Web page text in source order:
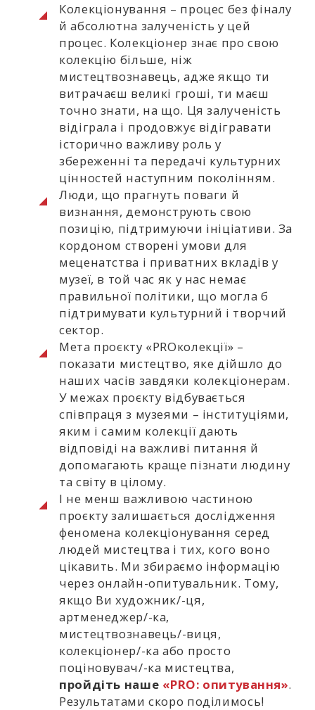
Колекціонування – процес без фіналу
й абсолютна залученість у цей
процес. Колекціонер знає про свою
колекцію більше, ніж
мистецтвознавець, адже якщо ти
витрачаєш великі гроші, ти маєш
точно знати, на що. Ця залученість
відіграла і продовжує відігравати
історично важливу роль у
збереженні та передачі культурних
цінностей наступним поколінням.
Люди, що прагнуть поваги й
визнання, демонструють свою
позицію, підтримуючи ініціативи. За
кордоном створені умови для
меценатства і приватних вкладів у
музеї, в той час як у нас немає
правильної політики, що могла б
підтримувати культурний і творчий
сектор.
Мета проєкту «PROколекції» –
показати мистецтво, яке дійшло до
наших часів завдяки колекціонерам.
У межах проєкту відбувається
співпраця з музеями – інституціями,
яким і самим колекції дають
відповіді на важливі питання й
допомагають краще пізнати людину
та світу в цілому.
І не менш важливою частиною
проєкту залишається дослідження
феномена колекціонування серед
людей мистецтва і тих, кого воно
цікавить. Ми збираємо інформацію
через онлайн-опитувальник. Тому,
якщо Ви художник/-ця,
артменеджер/-ка,
мистецтвознавець/-виця,
колекціонер/-ка або просто
поціновувач/-ка мистецтва,
пройдіть наше «PRO: опитування».
Результатами скоро поділимось!